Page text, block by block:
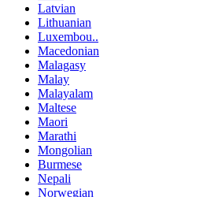
Latvian
Lithuanian
Luxembou..
Macedonian
Malagasy
Malay
Malayalam
Maltese
Maori
Marathi
Mongolian
Burmese
Nepali
Norwegian